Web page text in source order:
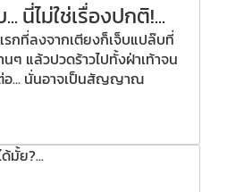
นี่ไม่ใช่เรื่องปกติ!...
รกที่ลงจากเตียงก็เจ็บแปล๊บที่
ๆ แล้วปวดร้าวไปทั้งฝ่าเท้าจน
อ... นั่นอาจเป็นสัญญาณ